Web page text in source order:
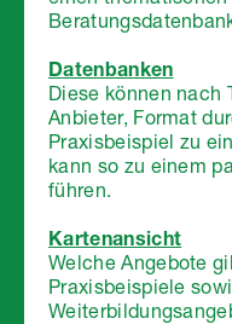
Datenbanken
Diese können nach
Anbieter, Format
Praxisbeispiel zu
kann so zu einem
führen.
Kartenansicht
Welche Angebote
Praxisbeispiele